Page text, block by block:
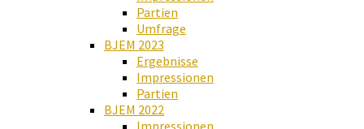
Partien
Umfrage
BJEM 2023
Ergebnisse
Impressionen
Partien
BJEM 2022
Impressionen